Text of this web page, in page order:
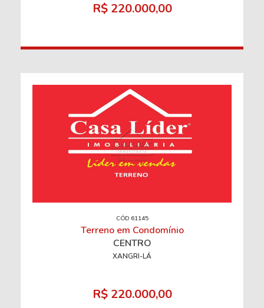
R$ 220.000,00
CÓD 61145
Terreno em Condomínio
CENTRO
XANGRI-LÁ
R$ 220.000,00